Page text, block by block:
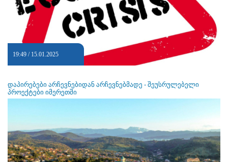
19:49 / 15.01.2025
დაპირებები არჩევნებიდან არჩევნებმადე - შეუსრულებელი
პროექტები იმერეთში